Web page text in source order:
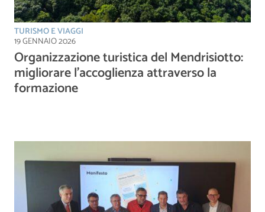
TURISMO E VIAGGI
19 GENNAIO 2026
Organizzazione turistica del Mendrisiotto:
migliorare l’accoglienza attraverso la
formazione